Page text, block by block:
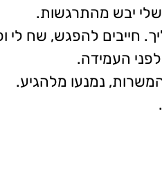
יבש מהתרגשות.
חייבים להפגש, שח לי
העמידה.
נמנעו מלהגיע.